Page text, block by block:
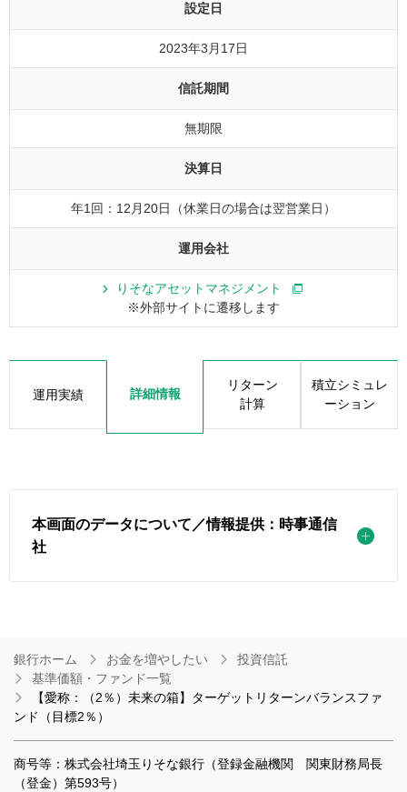
設定日
2023年3月17日
信託期間
無期限
決算日
年1回：12月20日（休業日の場合は翌営業日）
運用会社
りそなアセットマネジメント
※外部サイトに遷移します
運用実績 詳細情報
リターン
計算
積立シミュレ
ーション
本画面のデータについて／情報提供：時事通信
社
銀行ホーム お金を増やしたい
投資信託
基準価額・ファンド一覧
【愛称：（2％）未来の箱】ターゲットリターンバランスファ
ンド（目標2％）
商号等：株式会社埼玉りそな銀行（登録金融機関 関東財務局長
（登金）第593号）